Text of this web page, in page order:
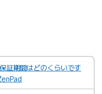
証期間はどのくらいです